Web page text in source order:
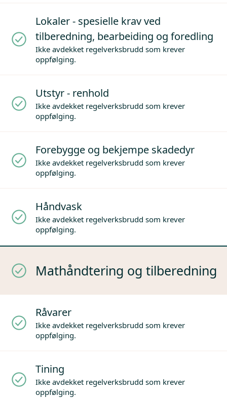
Lokaler - spesielle krav ved
tilberedning, bearbeiding og foredling
Ikke avdekket regelverksbrudd som krever
oppfølging.
Utstyr - renhold
Ikke avdekket regelverksbrudd som krever
oppfølging.
Forebygge og bekjempe skadedyr
Ikke avdekket regelverksbrudd som krever
oppfølging.
Håndvask
Ikke avdekket regelverksbrudd som krever
oppfølging.
Mathåndtering og tilberedning
Råvarer
Ikke avdekket regelverksbrudd som krever
oppfølging.
Tining
Ikke avdekket regelverksbrudd som krever
oppfølging.